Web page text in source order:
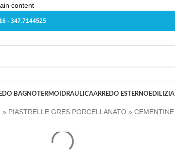
content
- 347.7144525
BAGNOTERMOIDRAULICAARREDO ESTERNO EDILIZIA
» PIASTRELLE GRES PORCELLANATO » CEMENTINE